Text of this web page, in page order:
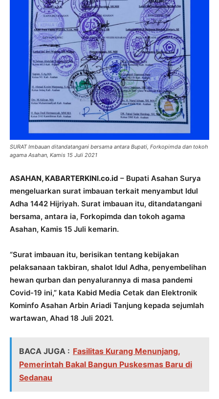
SURAT Imbauan ditandatangani bersama antara Bupati, Forkopimda dan tokoh
agama Asahan, Kamis 15 Juli 2021
ASAHAN, KABARTERKINI.co.id – Bupati Asahan Surya
mengeluarkan surat imbauan terkait menyambut Idul
Adha 1442 Hijriyah. Surat imbauan itu, ditandatangani
bersama, antara ia, Forkopimda dan tokoh agama
Asahan, Kamis 15 Juli kemarin.
“Surat imbauan itu, berisikan tentang kebijakan
pelaksanaan takbiran, shalot Idul Adha, penyembelihan
hewan qurban dan penyalurannya di masa pandemi
Covid-19 ini,” kata Kabid Media Cetak dan Elektronik
Kominfo Asahan Arbin Ariadi Tanjung kepada sejumlah
wartawan, Ahad 18 Juli 2021.
BACA JUGA : Fasilitas Kurang Menunjang,
Pemerintah Bakal Bangun Puskesmas Baru di
Sedanau